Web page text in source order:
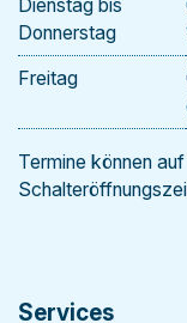
Dienstag bis
Donnerstag
Freitag
Termine können
Services